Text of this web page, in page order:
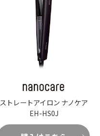
EH-NA9M
購入はこちら
ストレートアイロン ナノケア
EH-HS0J